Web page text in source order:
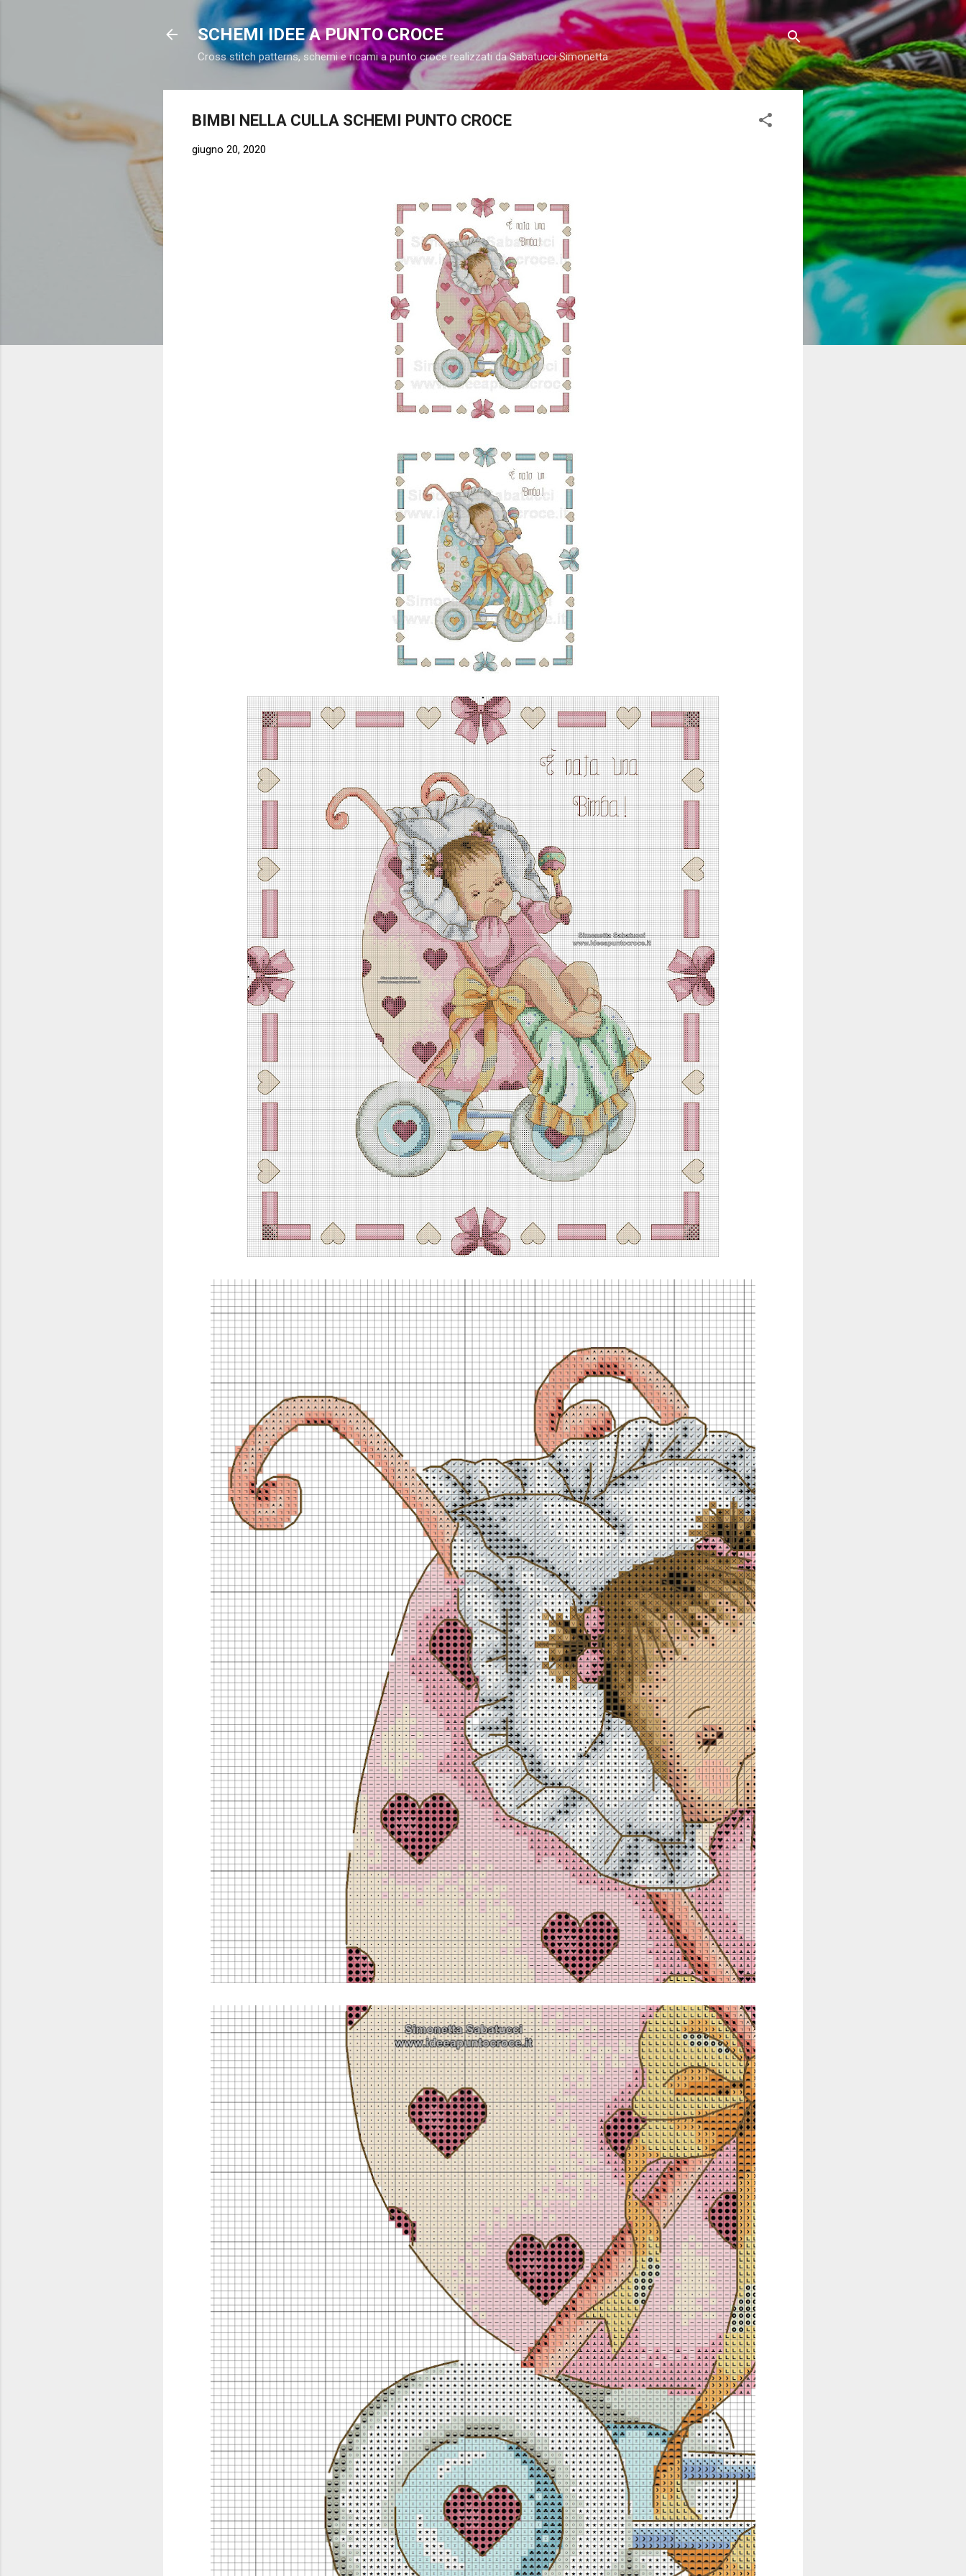
Passa ai contenuti principali
SCHEMI IDEE A PUNTO CROCE
Cross stitch patterns, schemi e ricami a punto croce realizzati da Sabatucci Simonetta
BIMBI NELLA CULLA SCHEMI PUNTO CROCE
giugno 20, 2020